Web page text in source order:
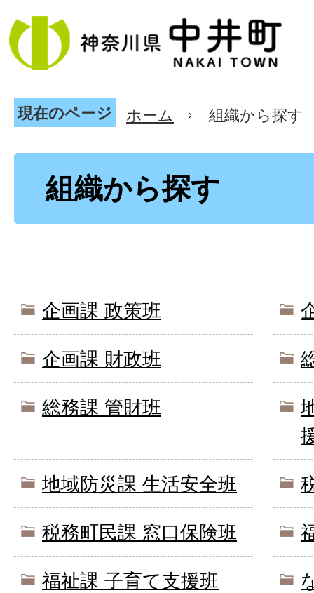
現在のページ ホーム 組織から探す
組織から探す
企画課 政策班
企画課 財政班
総務課 管財班
地域防災課 生活安全班
税務町民課 窓口保険班
福祉課 子育て支援班